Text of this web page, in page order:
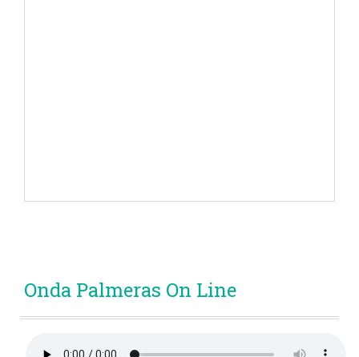
Onda Palmeras On Line